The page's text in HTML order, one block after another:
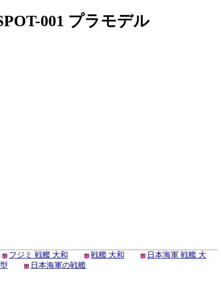
001 プラモデル
フジミ 戦艦 大和 戦艦 大和
日本海軍 戦艦 大
日本海軍の戦艦